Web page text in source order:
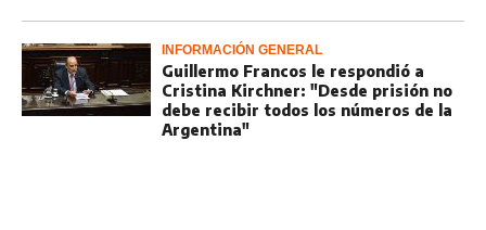
INFORMACIÓN GENERAL
Guillermo Francos le respondió a
Cristina Kirchner: "Desde prisión no
debe recibir todos los números de la
Argentina"